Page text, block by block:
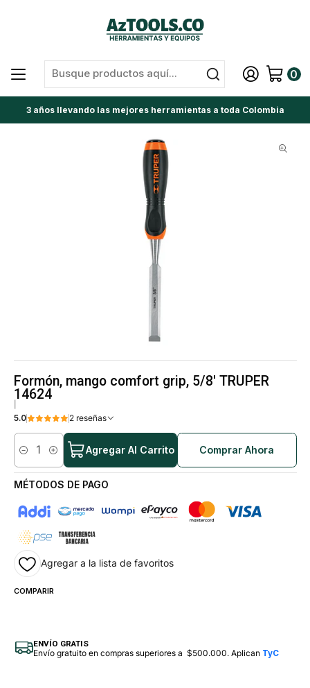
0
3 años llevando las mejores herramientas a toda Colombia
Formón, mango comfort grip, 5/8' TRUPER
14624
5.0
2 reseñas
Cantidad
Agregar Al Carrito Comprar Ahora
MÉTODOS DE PAGO
Agregar a la lista de favoritos
COMPARIR
ENVÍO GRATIS
Envío gratuito en compras superiores a $500.000. Aplican TyC